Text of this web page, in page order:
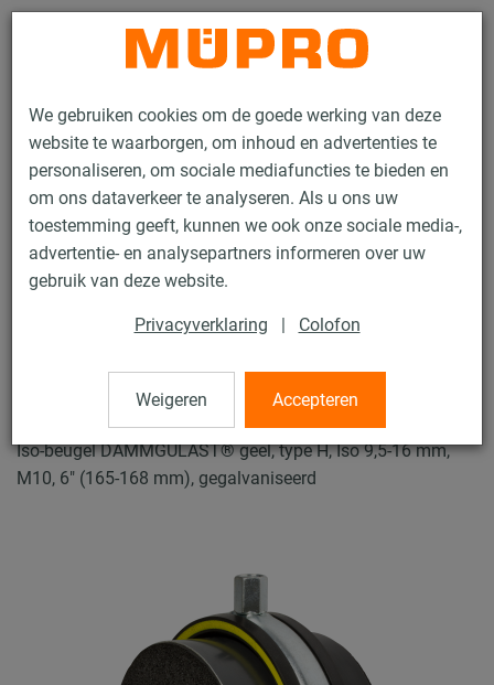
We gebruiken cookies om de goede werking van deze
website te waarborgen, om inhoud en advertenties te
personaliseren, om sociale mediafuncties te bieden en
om ons dataverkeer te analyseren. Als u ons uw
toestemming geeft, kunnen we ook onze sociale media-,
advertentie- en analysepartners informeren over uw
gebruik van deze website.
Privacyverklaring | Colofon
Weigeren Accepteren
Contact
Producten Bevestigingstechniek
Geluidsisolatie
Buisklemmen voor geluidsisolatie
ISO-Beugels Type H, M, T
ISO-Beugels Type H, M, T
Iso-beugel DÄMMGULAST® geel, type H, Iso 9,5-16 mm,
M10, 6" (165-168 mm), gegalvaniseerd